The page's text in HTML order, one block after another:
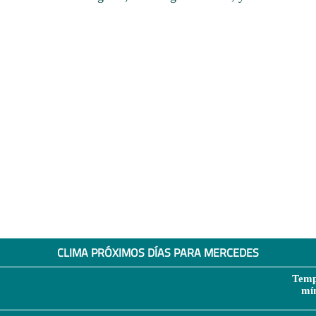
CLIMA PRÓXIMOS DÍAS PARA MERCEDES